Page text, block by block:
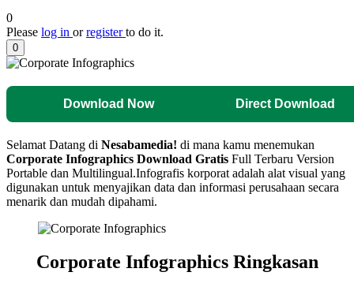
0
Please log in orregisterto do it.
0
Download Now Direct Download
Selamat Datang di Nesabamedia! di mana kamu menemukan
Corporate Infographics Download Gratis Full Terbaru Version
Portable dan Multilingual.Infografis korporat adalah alat visual yang
digunakan untuk menyajikan data dan informasi perusahaan secara
menarik dan mudah dipahami.
Corporate Infographics Ringkasan